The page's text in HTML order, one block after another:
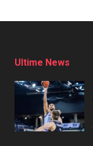
Ultime News